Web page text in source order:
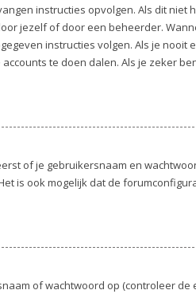
instructies opvolgen. Als dit niet
jezelf of door een beheerder.
instructies volgen. Als je
te doen dalen. Als je zeker
of je gebruikersnaam en
is ook mogelijk dat de
of wachtwoord op (controleer